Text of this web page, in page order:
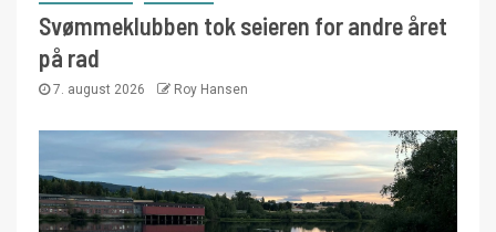
Svømmeklubben tok seieren for andre året
på rad
7. august 2026 Roy Hansen